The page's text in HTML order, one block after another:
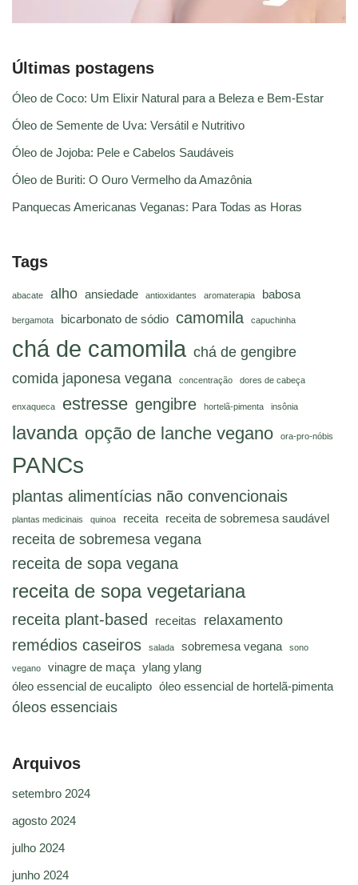
Últimas postagens
Óleo de Coco: Um Elixir Natural para a Beleza e Bem-Estar
Óleo de Semente de Uva: Versátil e Nutritivo
Óleo de Jojoba: Pele e Cabelos Saudáveis
Óleo de Buriti: O Ouro Vermelho da Amazônia
Panquecas Americanas Veganas: Para Todas as Horas
Tags
abacate alho ansiedade antioxidantes aromaterapia babosa
bergamota bicarbonato de sódio camomila capuchinha
chá de camomila chá de gengibre
comida japonesa vegana
concentração dores de cabeça
enxaqueca estresse gengibre hortelã-pimenta insônia
lavanda opção de lanche vegano ora-pro-nóbis
PANCs
plantas alimentícias não convencionais
plantas medicinais quinoa receita receita de sobremesa saudável
receita de sobremesa vegana
receita de sopa vegana
receita de sopa vegetariana
receita plant-based receitas relaxamento
remédios caseiros salada sobremesa vegana sono
vegano vinagre de maça ylang ylang
óleo essencial de eucalipto óleo essencial de hortelã-pimenta
óleos essenciais
Arquivos
setembro 2024
agosto 2024
julho 2024
junho 2024